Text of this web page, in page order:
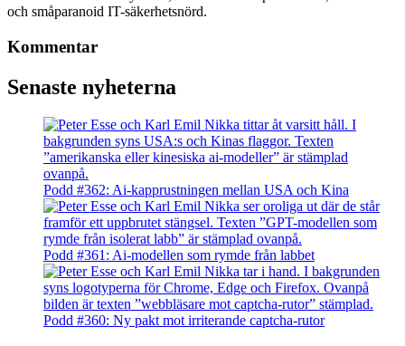
och småparanoid IT-säkerhetsnörd.
Kommentar
Senaste nyheterna
Podd #362: Ai-kapprustningen mellan USA och Kina
Podd #361: Ai-modellen som rymde från labbet
Podd #360: Ny pakt mot irriterande captcha-rutor